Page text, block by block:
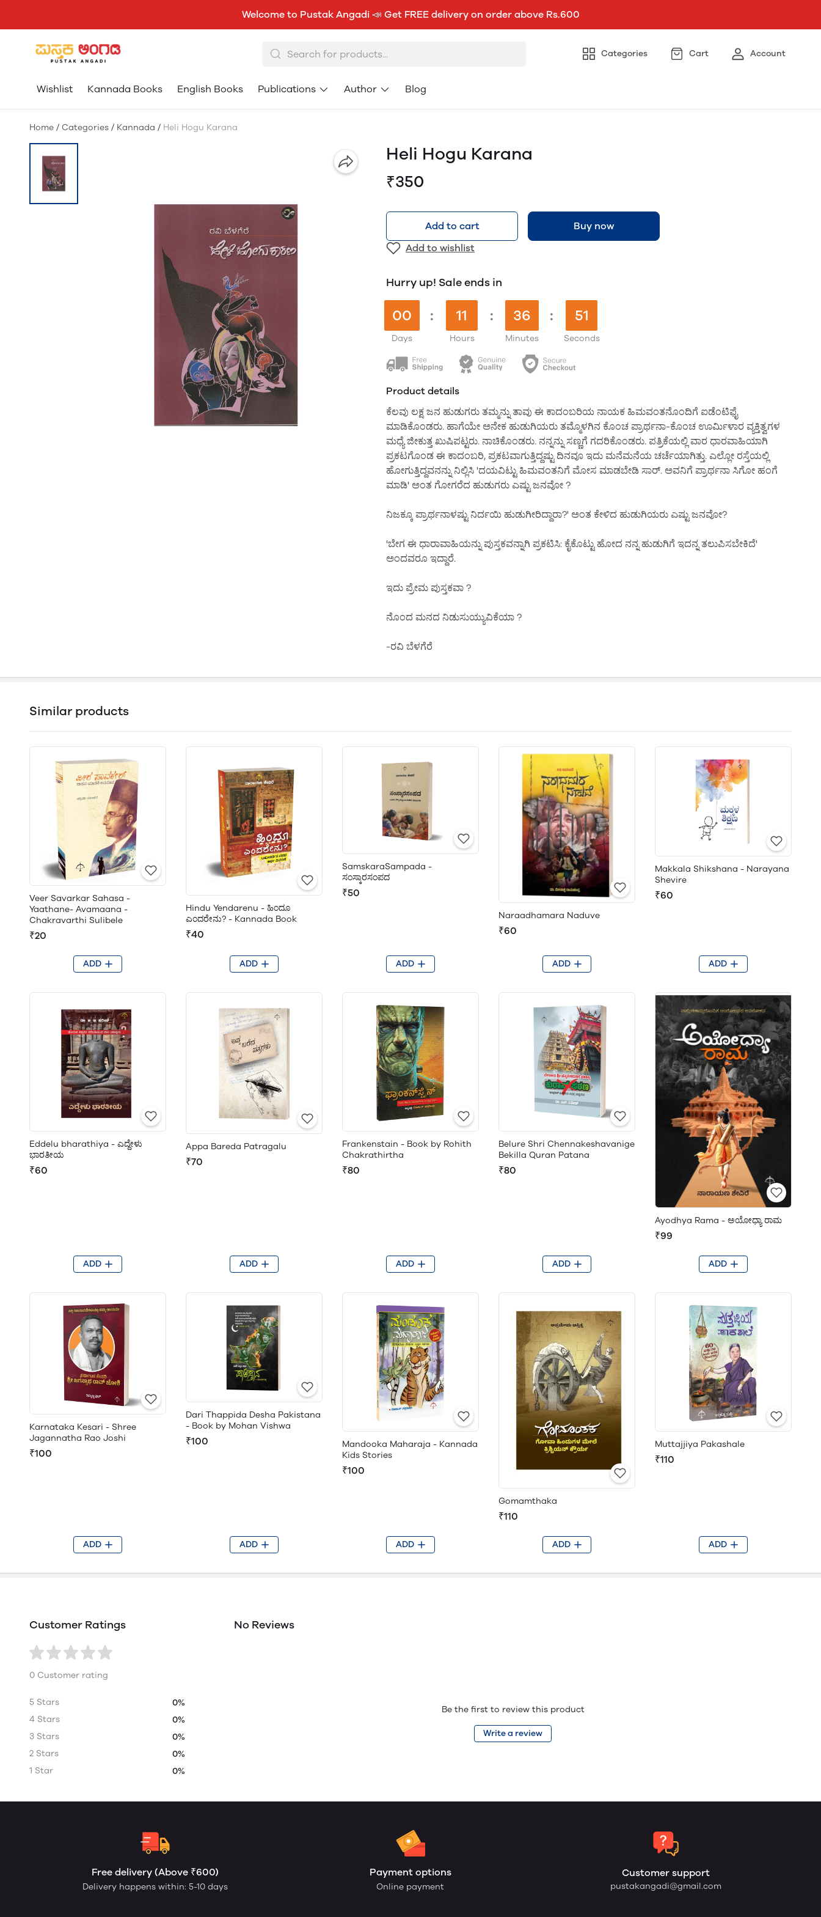
Welcome to Pustak Angadi 📣 Get FREE delivery on order above Rs.600
Categories Cart Account
Wishlist Kannada Books English Books Publications Author Blog
Home / Categories / Kannada / Heli Hogu Karana
Heli Hogu Karana
₹350
Add to cart
Buy now
Add to wishlist
Hurry up! Sale ends in
00
Days
: 11
Hours
: 36
Minutes
: 50
Seconds
Product details
ಕೆಲವು ಲಕ್ಷ ಜನ ಹುಡುಗರು ತಮ್ಮನ್ನು ತಾವು ಈ ಕಾದಂಬರಿಯ ನಾಯಕ ಹಿಮವಂತನೊಂದಿಗೆ ಐಡೆಂಟಿಫೈ
ಮಾಡಿಕೊಂಡರು. ಹಾಗೆಯೇ ಅನೇಕ ಹುಡುಗಿಯರು ತಮ್ಮೊಳಗಿನ ಕೊಂಚ ಪ್ರಾರ್ಥನಾ-ಕೊಂಚ ಊರ್ಮಿಳಾರ ವ್ಯಕ್ತಿತ್ವಗಳ
ಮಧ್ಯೆ ಜೀಕುತ್ತ ಖುಷಿಪಟ್ಟರು. ನಾಚಿಕೊಂಡರು. ನನ್ನನ್ನು ಸಣ್ಣಗೆ ಗದರಿಕೊಂಡರು. ಪತ್ರಿಕೆಯಲ್ಲಿ ವಾರ ಧಾರವಾಹಿಯಾಗಿ
ಪ್ರಕಟಗೊಂಡ ಈ ಕಾದಂಬರಿ, ಪ್ರಕಟವಾಗುತ್ತಿದ್ದಷ್ಟು ದಿನವೂ ಇದು ಮನೆಮನೆಯ ಚರ್ಚೆಯಾಗಿತ್ತು. ಎಲ್ಲೋ ರಸ್ತೆಯಲ್ಲಿ
ಹೋಗುತ್ತಿದ್ದವನನ್ನು ನಿಲ್ಲಿಸಿ 'ದಯವಿಟ್ಟು ಹಿಮವಂತನಿಗೆ ಮೋಸ ಮಾಡಬೇಡಿ ಸಾರ್. ಅವನಿಗೆ ಪ್ರಾರ್ಥನಾ ಸಿಗೋ ಹಂಗೆ
ಮಾಡಿ' ಅಂತ ಗೋಗರೆದ ಹುಡುಗರು ಎಷ್ಟು ಜನವೋ ?
ನಿಜಕ್ಕೂ ಪ್ರಾರ್ಥನಾಳಷ್ಟು ನಿರ್ದಯಿ ಹುಡುಗೀರಿದ್ದಾರಾ?' ಅಂತ ಕೇಳಿದ ಹುಡುಗಿಯರು ಎಷ್ಟು ಜನವೋ?
'ಬೇಗ ಈ ಧಾರಾವಾಹಿಯನ್ನು ಪುಸ್ತಕವನ್ನಾಗಿ ಪ್ರಕಟಿಸಿ: ಕೈಕೊಟ್ಟು ಹೋದ ನನ್ನ ಹುಡುಗಿಗೆ ಇದನ್ನ ತಲುಪಿಸಬೇಕಿದೆ'
ಅಂದವರೂ ಇದ್ದಾರೆ.
ಇದು ಪ್ರೇಮ ಪುಸ್ತಕವಾ ?
ನೊಂದ ಮನದ ನಿಡುಸುಯ್ಯುವಿಕೆಯಾ ?
-ರವಿ ಬೆಳಗೆರೆ
Similar products
Veer Savarkar Sahasa -
Yaathane- Avamaana -
Chakravarthi Sulibele
₹20
ADD
Hindu Yendarenu - ಹಿಂದೂ
ಎಂದರೇನು? - Kannada Book
₹40
ADD
SamskaraSampada -
ಸಂಸ್ಕಾರಸಂಪದ
₹50
ADD
Naraadhamara Naduve
₹60
ADD
Makkala Shikshana - Narayana
Shevire
₹60
ADD
Eddelu bharathiya - ಎದ್ದೇಳು
ಭಾರತೀಯ
₹60
ADD
Appa Bareda Patragalu
₹70
ADD
Frankenstain - Book by Rohith
Chakrathirtha
₹80
ADD
Belure Shri Chennakeshavanige
Bekilla Quran Patana
₹80
ADD
Ayodhya Rama - ಅಯೋಧ್ಯಾ ರಾಮ
₹99
ADD
Karnataka Kesari - Shree
Jagannatha Rao Joshi
₹100
ADD
Dari Thappida Desha Pakistana
- Book by Mohan Vishwa
₹100
ADD
Mandooka Maharaja - Kannada
Kids Stories
₹100
ADD
Gomamthaka
₹110
ADD
Muttajjiya Pakashale
₹110
ADD
Customer Ratings
0 Customer rating
5 Stars
0%
4 Stars
0%
3 Stars
0%
2 Stars
0%
1 Star
0%
No Reviews
Be the first to review this product
Write a review
Free delivery (Above ₹600)
Delivery happens within: 5-10 days
Payment options
Online payment
Customer support
pustakangadi@gmail.com